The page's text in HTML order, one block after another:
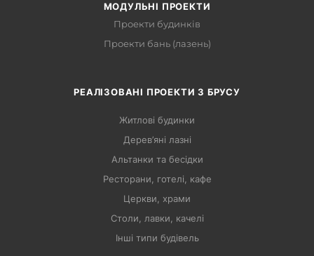
МОДУЛЬНІ ПРОЕКТИ
Проекти будинків
Проекти бань (лазень)
РЕАЛІЗОВАНІ ПРОЕКТИ З БРУСУ
Житлові будинки
Дерев’яні лазні
Альтанки та бесідки
Ресторани, готелі, кафе
Церкви, храми
Столи, лавки, качелі
Інші типи будівель